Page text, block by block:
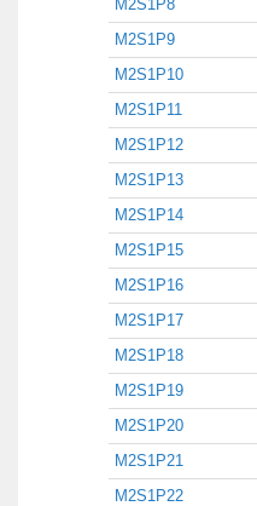
M2S1P8
M2S1P9
M2S1P10
M2S1P11
M2S1P12
M2S1P13
M2S1P14
M2S1P15
M2S1P16
M2S1P17
M2S1P18
M2S1P19
M2S1P20
M2S1P21
M2S1P22